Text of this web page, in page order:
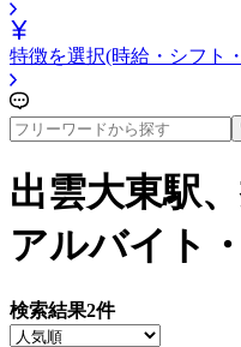
特徴を選択(時給・シフト
出雲大東駅
アルバイト
検索結果2件